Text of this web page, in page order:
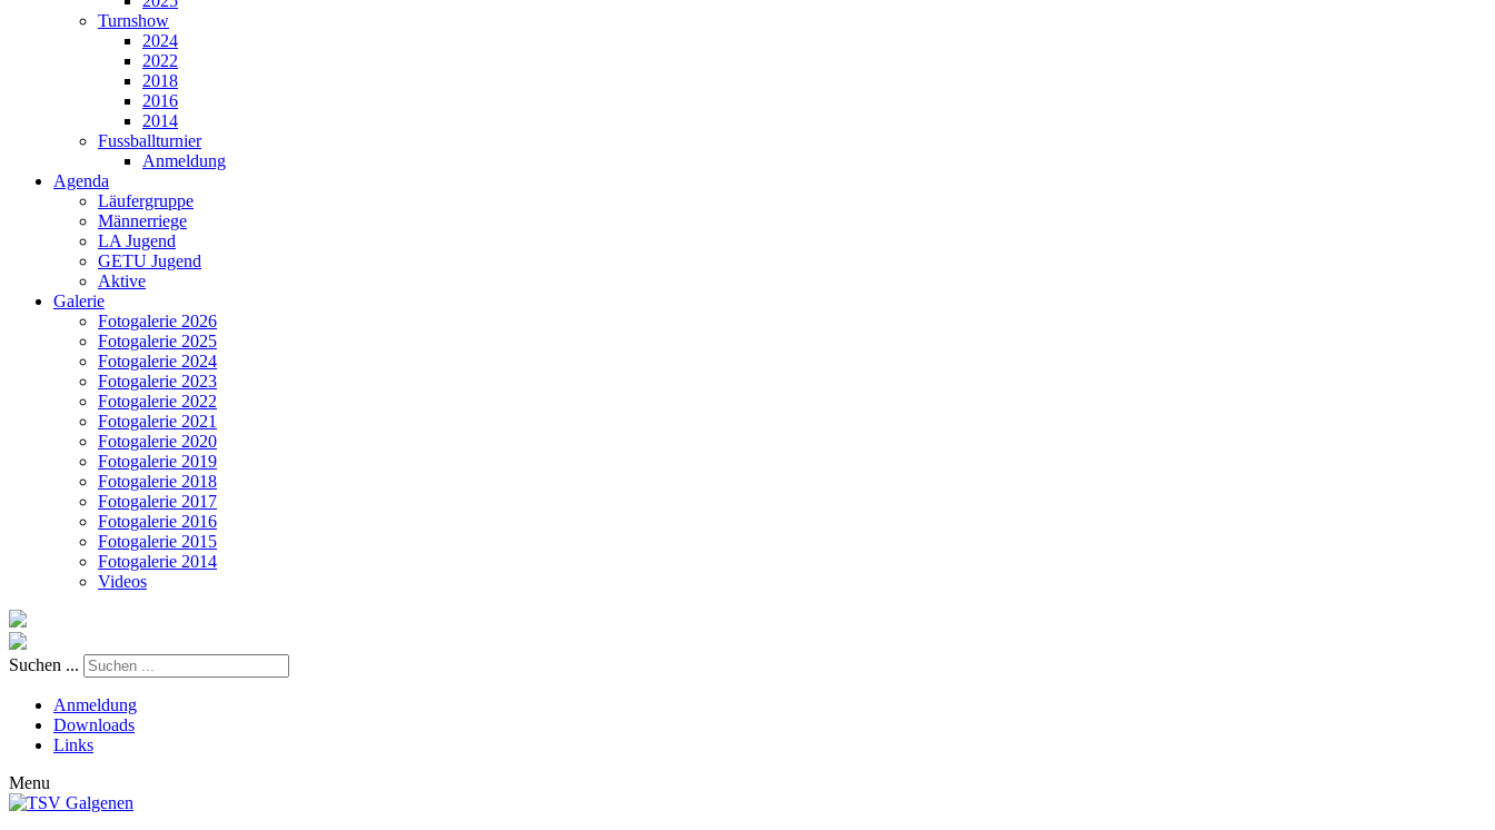
Turnshow
2024
2022
2018
2016
2014
Fussballturnier
Anmeldung
Agenda
Läufergruppe
Männerriege
LA Jugend
GETU Jugend
Aktive
Galerie
Fotogalerie 2026
Fotogalerie 2025
Fotogalerie 2024
Fotogalerie 2023
Fotogalerie 2022
Fotogalerie 2021
Fotogalerie 2020
Fotogalerie 2019
Fotogalerie 2018
Fotogalerie 2017
Fotogalerie 2016
Fotogalerie 2015
Fotogalerie 2014
Videos
Suchen ...
Anmeldung
Downloads
Links
Menu